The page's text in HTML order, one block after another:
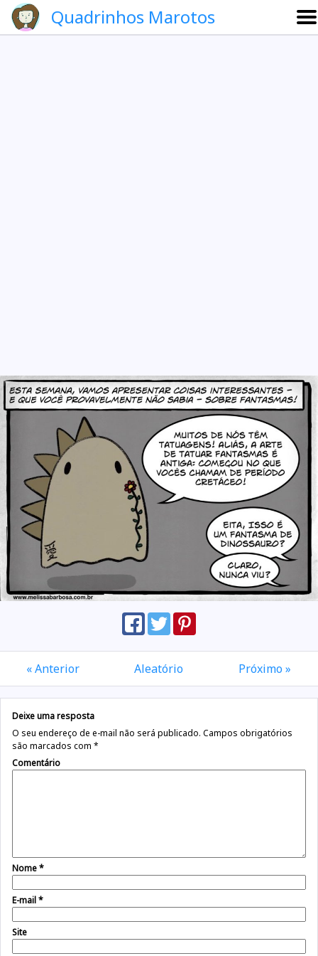
Quadrinhos Marotos
« Anterior Aleatório Próximo »
Deixe uma resposta
O seu endereço de e-mail não será publicado. Campos obrigatórios
são marcados com *
Comentário
Nome*
E-mail*
Site